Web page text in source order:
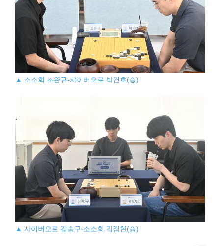
▲ 소소회 조완규-사이버오로 박건호(승)
▲ 사이버오로 김승구-소소회 김정현(승)